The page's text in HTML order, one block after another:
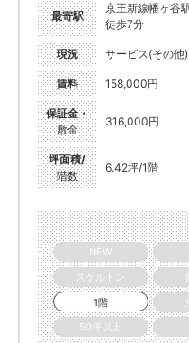
最寄駅
京王新線幡ヶ谷
徒歩7分
現況 サービス(その他)
賃料 158,000円
保証金・
敷金
316,000円
坪面積/
階数
6.42坪/1階
NEW
スケルトン
1階
50坪以上